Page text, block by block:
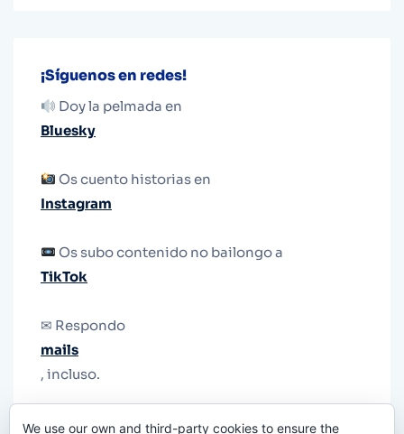
¡Síguenos en redes!
Doy la pelmada en
Bluesky
Os cuento historias en
Instagram
Os subo contenido no bailongo a
TikTok
✉ Respondo
mails
, incluso.
We use our own and third-party cookies to ensure the